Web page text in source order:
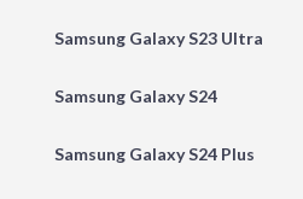
Samsung Galaxy S23 Ultra
Samsung Galaxy S24
Samsung Galaxy S24 Plus